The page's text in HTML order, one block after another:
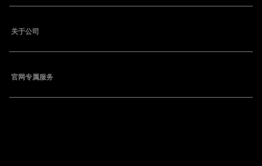
关于公司
官网专属服务